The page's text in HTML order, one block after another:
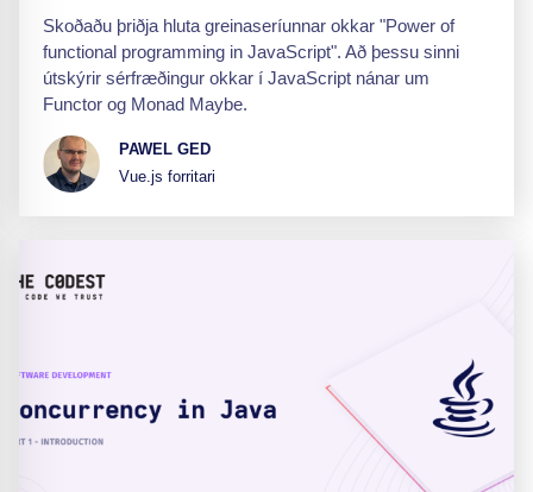
Skoðaðu þriðja hluta greinaseríunnar okkar "Power of
functional programming in JavaScript". Að þessu sinni
útskýrir sérfræðingur okkar í JavaScript nánar um
Functor og Monad Maybe.
PAWEL GED
Vue.js forritari